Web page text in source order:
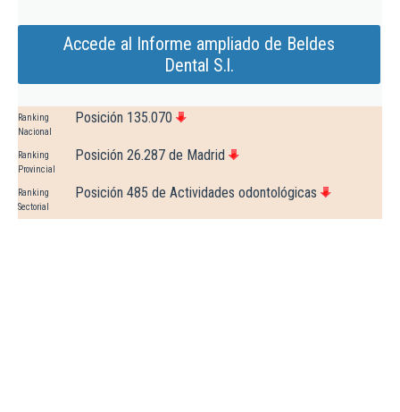
Accede al Informe ampliado de Beldes
Dental S.l.
Ranking
Nacional
Posición 135.070
Ranking
Provincial
Posición 26.287 de Madrid
Ranking
Sectorial
Posición 485 de Actividades odontológicas